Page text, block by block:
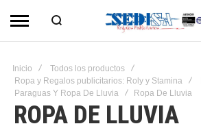
Inicio
Todos los productos
Ropa y Regalos publicitarios: Roly y Stamina
Paraguas Y Ropa De Lluvia
Ropa De Lluvia
ROPA DE LLUVIA